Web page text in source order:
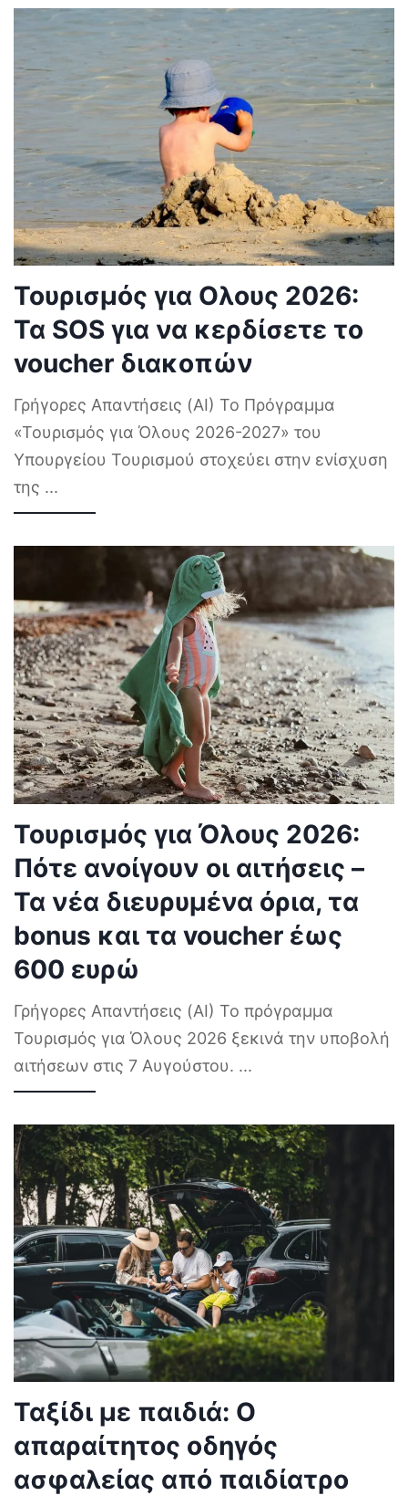
Τουρισμός για Ολους 2026:
Τα SOS για να κερδίσετε το
voucher διακοπών
Γρήγορες Απαντήσεις (AI) Το Πρόγραμμα
«Τουρισμός για Όλους 2026-2027» του
Υπουργείου Τουρισμού στοχεύει στην ενίσχυση
της ...
Τουρισμός για Όλους 2026:
Πότε ανοίγουν οι αιτήσεις –
Τα νέα διευρυμένα όρια, τα
bonus και τα voucher έως
600 ευρώ
Γρήγορες Απαντήσεις (AI) Το πρόγραμμα
Τουρισμός για Όλους 2026 ξεκινά την υποβολή
αιτήσεων στις 7 Αυγούστου. ...
Ταξίδι με παιδιά: Ο
απαραίτητος οδηγός
ασφαλείας από παιδίατρο